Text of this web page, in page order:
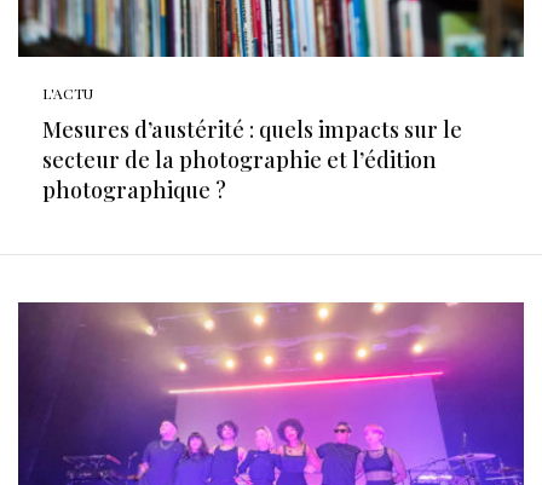
L'ACTU
Mesures d’austérité : quels impacts sur le
secteur de la photographie et l’édition
photographique ?